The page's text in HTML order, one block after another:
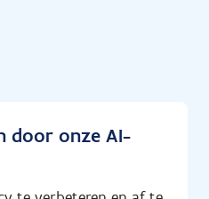
door onze AI-